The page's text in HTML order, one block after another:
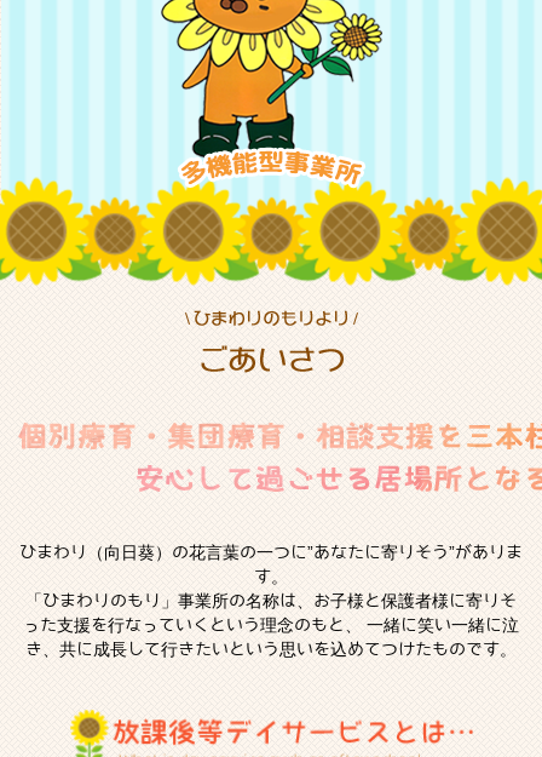
ひまわり（向日葵）の花言葉の一つに”あなたに寄りそう”がありま
す。
「ひまわりのもり」事業所の名称は、お子様と保護者様に寄りそ
った支援を行なっていくという理念のもと、
一緒に笑い一緒に泣
き、共に成長して行きたいという思いを込めてつけたものです。